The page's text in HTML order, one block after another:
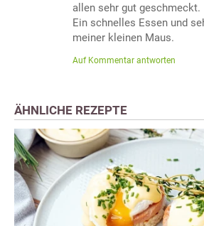
allen sehr gut geschmeckt.
Ein schnelles Essen und
meiner kleinen Maus.
Auf Kommentar antworten
ÄHNLICHE REZEPTE